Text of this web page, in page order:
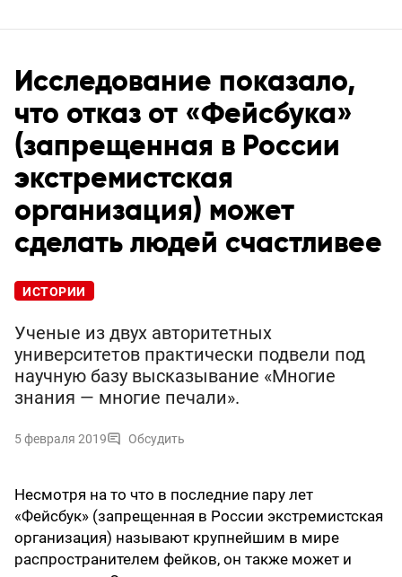
Исследование показало,
что отказ от «Фейсбука»
(запрещенная в России
экстремистская
организация) может
сделать людей счастливее
ИСТОРИИ
Ученые из двух авторитетных
университетов практически подвели под
научную базу высказывание «Многие
знания — многие печали».
5 февраля 2019 Обсудить
Несмотря на то что в последние пару лет
«Фейсбук» (запрещенная в России экстремистская
организация) называют крупнейшим в мире
распространителем фейков, он также может и